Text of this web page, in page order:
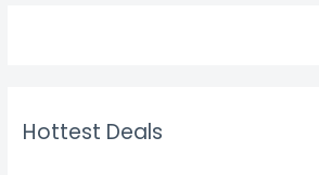
Hottest Deals